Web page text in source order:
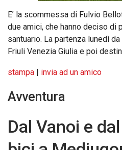
E’ la scommessa di Fulvio
due amici, che hanno deciso di
santuario. La partenza lunedì
Friuli Venezia Giulia e poi
stampa | invia ad un amico
Avventura
Dal Vanoi e